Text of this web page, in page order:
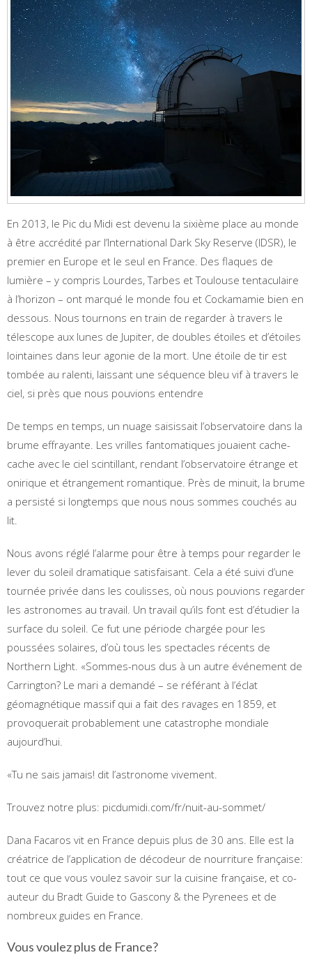
En 2013, le Pic du Midi est devenu la sixième place au monde
à être accrédité par l’International Dark Sky Reserve (IDSR), le
premier en Europe et le seul en France. Des flaques de
lumière – y compris Lourdes, Tarbes et Toulouse tentaculaire
à l’horizon – ont marqué le monde fou et Cockamamie bien en
dessous. Nous tournons en train de regarder à travers le
télescope aux lunes de Jupiter, de doubles étoiles et d’étoiles
lointaines dans leur agonie de la mort. Une étoile de tir est
tombée au ralenti, laissant une séquence bleu vif à travers le
ciel, si près que nous pouvions entendre
De temps en temps, un nuage saisissait l’observatoire dans la
brume effrayante. Les vrilles fantomatiques jouaient cache-
cache avec le ciel scintillant, rendant l’observatoire étrange et
onirique et étrangement romantique. Près de minuit, la brume
a persisté si longtemps que nous nous sommes couchés au
lit.
Nous avons réglé l’alarme pour être à temps pour regarder le
lever du soleil dramatique satisfaisant. Cela a été suivi d’une
tournée privée dans les coulisses, où nous pouvions regarder
les astronomes au travail. Un travail qu’ils font est d’étudier la
surface du soleil. Ce fut une période chargée pour les
poussées solaires, d’où tous les spectacles récents de
Northern Light. «Sommes-nous dus à un autre événement de
Carrington? Le mari a demandé – se référant à l’éclat
géomagnétique massif qui a fait des ravages en 1859, et
provoquerait probablement une catastrophe mondiale
aujourd’hui.
«Tu ne sais jamais! dit l’astronome vivement.
Trouvez notre plus: picdumidi.com/fr/nuit-au-sommet/
Dana Facaros vit en France depuis plus de 30 ans. Elle est la
créatrice de l’application de décodeur de nourriture française:
tout ce que vous voulez savoir sur la cuisine française, et co-
auteur du Bradt Guide to Gascony & the Pyrenees et de
nombreux guides en France.
Vous voulez plus de France?